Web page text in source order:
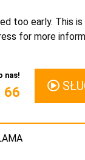
too early. This
for more
nas!
66